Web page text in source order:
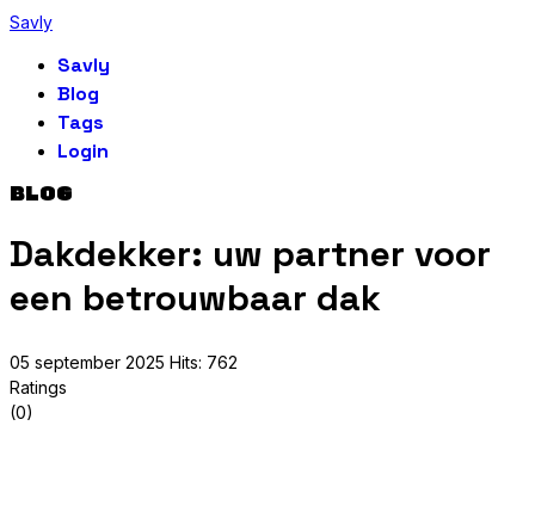
Savly
Savly
Blog
Tags
Login
BLOG
Dakdekker: uw partner voor
een betrouwbaar dak
05 september 2025 Hits: 762
Ratings
(0)